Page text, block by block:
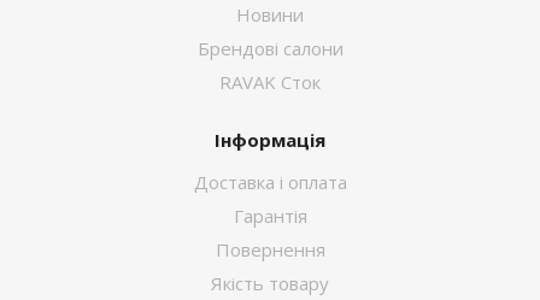
Новини
Брендові салони
RAVAK Сток
Інформація
Доставка і оплата
Гарантія
Повернення
Якість товару